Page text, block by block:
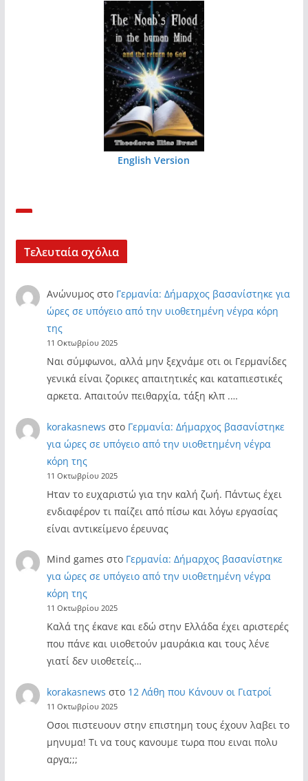
English Version
Τελευταία σχόλια
Ανώνυμος στο Γερμανία: Δήμαρχος βασανίστηκε για
ώρες σε υπόγειο από την υιοθετημένη νέγρα κόρη
της
11 Οκτωβρίου 2025
Ναι σύμφωνοι, αλλά μην ξεχνάμε οτι οι Γερμανίδες
γενικά είναι ζορικες απαιτητικές και καταπιεστικές
αρκετα. Απαιτούν πειθαρχία, τάξη κλπ .…
korakasnews στο Γερμανία: Δήμαρχος βασανίστηκε
για ώρες σε υπόγειο από την υιοθετημένη νέγρα
κόρη της
11 Οκτωβρίου 2025
Ηταν το ευχαριστώ για την καλή ζωή. Πάντως έχει
ενδιαφέρον τι παίζει από πίσω και λόγω εργασίας
είναι αντικείμενο έρευνας
Mind games στο Γερμανία: Δήμαρχος βασανίστηκε
για ώρες σε υπόγειο από την υιοθετημένη νέγρα
κόρη της
11 Οκτωβρίου 2025
Καλά της έκανε και εδώ στην Ελλάδα έχει αριστερές
που πάνε και υιοθετούν μαυράκια και τους λένε
γιατί δεν υιοθετείς…
korakasnews στο 12 Λάθη που Κάνουν οι Γιατροί
11 Οκτωβρίου 2025
Οσοι πιστευουν στην επιστημη τους έχουν λαβει το
μηνυμα! Τι να τους κανουμε τωρα που ειναι πολυ
αργα;;;